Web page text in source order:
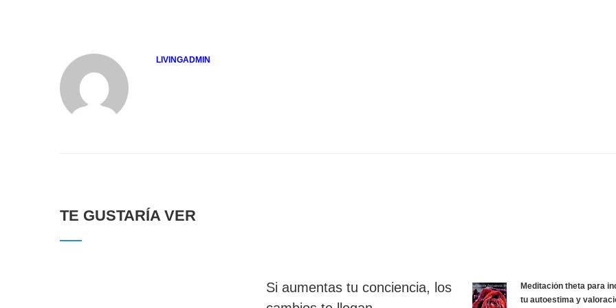
LIVINGADMIN
TE GUSTARÍA VER
Si aumentas tu conciencia, los
Meditación theta para
tu autoestima y